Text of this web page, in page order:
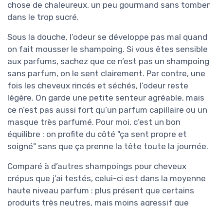
chose de chaleureux, un peu gourmand sans tomber
dans le trop sucré.
Sous la douche, l’odeur se développe pas mal quand
on fait mousser le shampoing. Si vous êtes sensible
aux parfums, sachez que ce n’est pas un shampoing
sans parfum, on le sent clairement. Par contre, une
fois les cheveux rincés et séchés, l’odeur reste
légère. On garde une petite senteur agréable, mais
ce n’est pas aussi fort qu’un parfum capillaire ou un
masque très parfumé. Pour moi, c’est un bon
équilibre : on profite du côté "ça sent propre et
soigné" sans que ça prenne la tête toute la journée.
Comparé à d’autres shampoings pour cheveux
crépus que j’ai testés, celui-ci est dans la moyenne
haute niveau parfum : plus présent que certains
produits très neutres, mais moins agressif que